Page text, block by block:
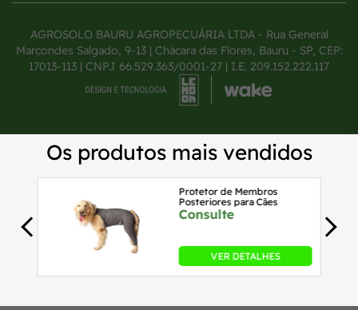
AGROSOLO BAURU AGROPECUÁRIA LTDA - Rua General
Marcondes Salgado, 9-13 | Chácara das Flores, Bauru - SP, CEP:
17013-113 | CNPJ 66.529.363/0001-27 | I.E. 209.152.222.117